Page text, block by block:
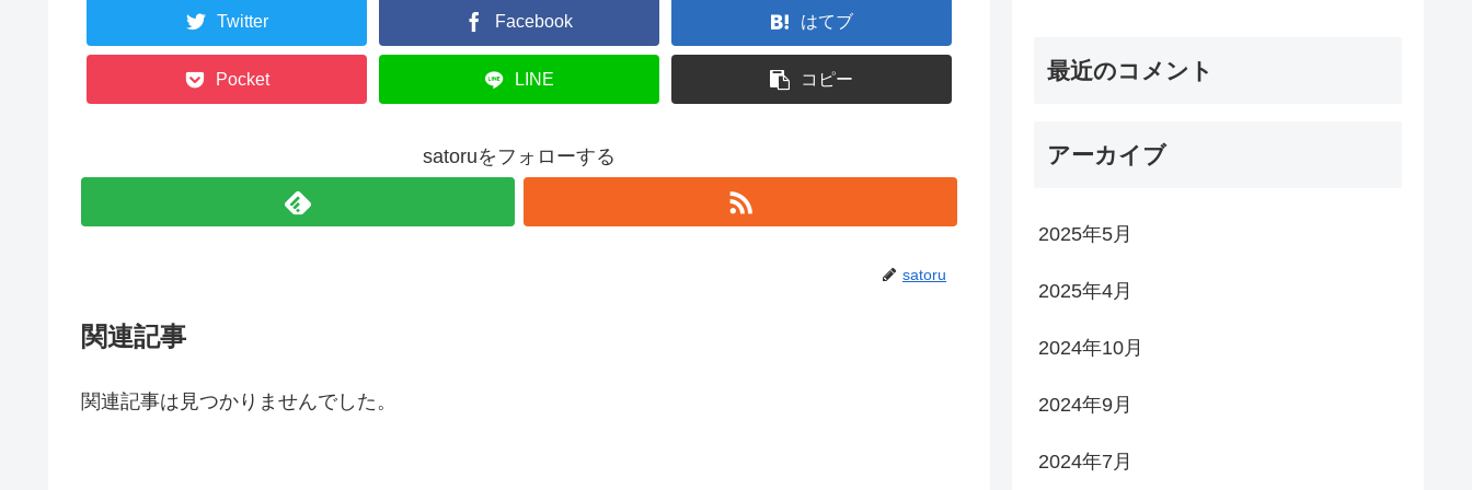
Twitter Facebook はてブ
Pocket LINE コピー
satoruをフォローする
satoru
関連記事
関連記事は見つかりませんでした。
最近のコメント
アーカイブ
2025年5月
2025年4月
2024年10月
2024年9月
2024年7月